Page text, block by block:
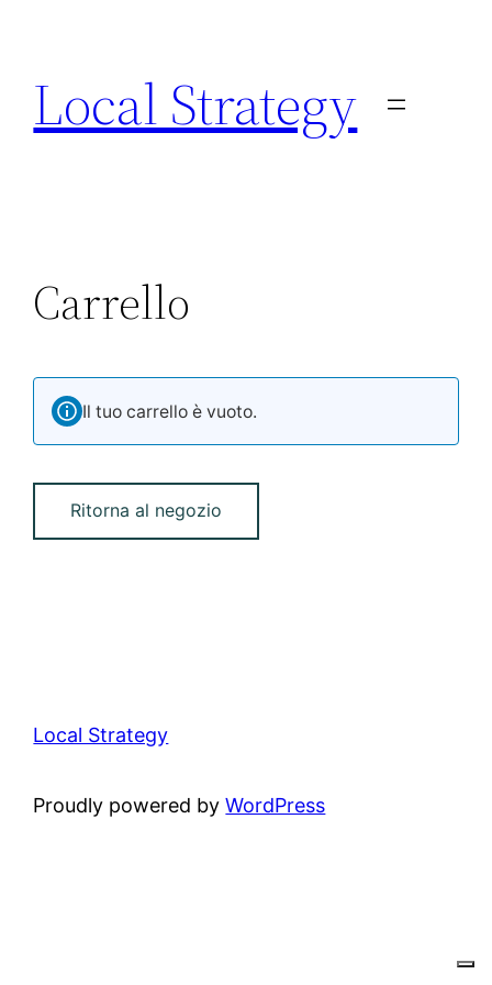
Local Strategy
Carrello
Il tuo carrello è vuoto.
Ritorna al negozio
Local Strategy
Proudly powered byWordPress